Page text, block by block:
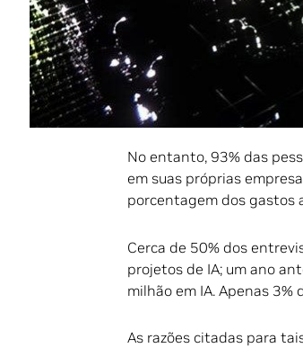
Os resultados da
veem a IA como uma
sustentabilidade ou
lucrativo do 5G, as
mais provável para o
No entanto, 93% das
em suas próprias
porcentagem dos gastos
Cerca de 50% dos
projetos de IA; um ano
milhão em IA. Apenas
As razões citadas para